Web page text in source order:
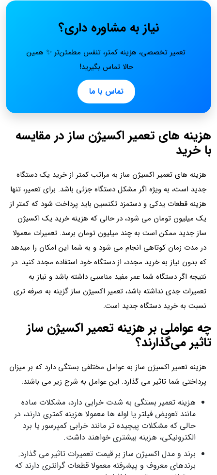
نیاز به مشاوره داری؟
تعمیر تخصصی، هزینه کمتر، تنفس مطمئن‌تر ✨ همین
حالا تماس بگیرید!
تماس با ما
هزینه های تعمیر اکسیژن ساز در مقایسه
با خرید
هزینه های تعمیر اکسیژن ساز به مراتب کمتر از خرید یک دستگاه
جدید است، به ویژه اگر مشکل دستگاه جزئی باشد. برای تعمیر، تنها
هزینه قطعات یدکی و دستمزد تکنسین باید پرداخت شود که کمتر از
یک میلیون تومان می شود، در حالی که هزینه خرید یک اکسیژن
ساز جدید ممکن است به چند میلیون تومان برسد. تعمیرات معمولا
در مدت زمان کوتاهی انجام می شود و به شما این امکان را میدهد
که بدون نیاز به خرید مجدد، از دستگاه خود استفاده مجدد کنید. در
نتیجه اگر دستگاه شما عمر مفید مناسبی داشته باشد و نیاز به
تعمیرات جدی نداشته باشد، تعمیر اکسیژن ساز گزینه به صرفه تری
نسبت به خرید دستگاه جدید است.
چه عواملی بر هزینه تعمیر اکسیژن ساز
تاثیر می‌گذارند؟
هزینه تعمیر اکسیژن ساز به عوامل مختلفی بستگی دارد که بر میزان
پرداختی شما تاثیر می گذارد. این عوامل به شرح زیر می باشند:
هزینه تعمیر بستگی به شدت خرابی دارد، مشکلات ساده
مانند تعویض فیلتر یا لوله ها معمولا هزینه کمتری دارند، در
حالی که مشکلات پیچیده تر مانند خرابی کمپرسور یا برد
الکترونیکی، هزینه بیشتری خواهند داشت.
برند و مدل اکسیژن ساز بر قیمت تعمیرات تاثیر می گذارد.
برندهای معروف و پیشرفته معمولا قطعات گرانتری دارند که